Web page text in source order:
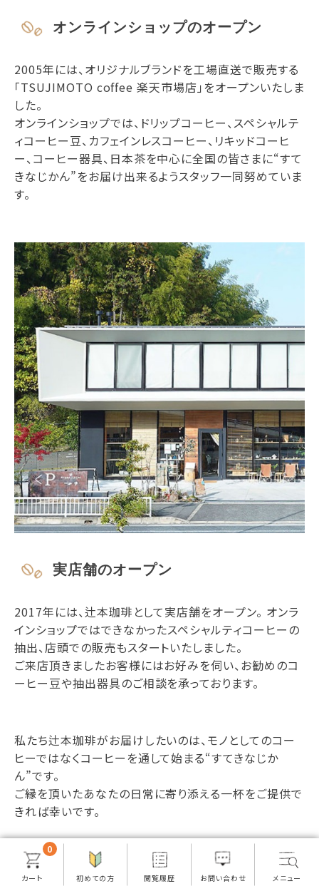
オンラインショップのオープン
2005年には、オリジナルブランドを工場直送で販売する
「TSUJIMOTO coffee 楽天市場店」をオープンいたしま
した。
オンラインショップでは、ドリップコーヒー、スペシャルテ
ィコーヒー豆、カフェインレスコーヒー、リキッドコーヒ
ー、コーヒー器具、日本茶を中心に全国の皆さまに“すて
きなじかん”をお届け出来るようスタッフ一同努めていま
す。
実店舗のオープン
2017年には、辻本珈琲として実店舗をオープン。 オンラ
インショップではできなかったスペシャルティコーヒーの
抽出、店頭での販売もスタートいたしました。
ご来店頂きましたお客様にはお好みを伺い、お勧めのコ
ーヒー豆や抽出器具のご相談を承っております。
私たち辻本珈琲がお届けしたいのは、モノとしてのコー
ヒーではなくコーヒーを通して始まる“すてきなじか
ん”です。
ご縁を頂いたあなたの日常に寄り添える一杯をご提供で
きれば幸いです。
0